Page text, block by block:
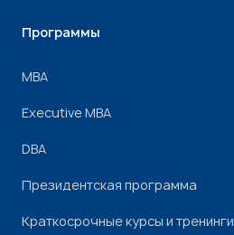
Программы
МВА
Executive MBA
DBA
Президентская программа
Краткосрочные курсы и тренинги